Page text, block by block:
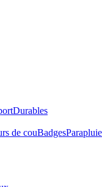
Durables
de couBadges